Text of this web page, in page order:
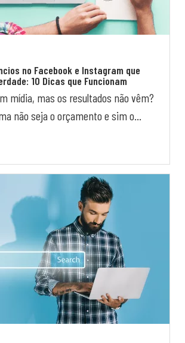
no Facebook e Instagram que
10 Dicas que Funcionam
mídia, mas os resultados não vêm?
não seja o orçamento e sim o
como montar anúncios com